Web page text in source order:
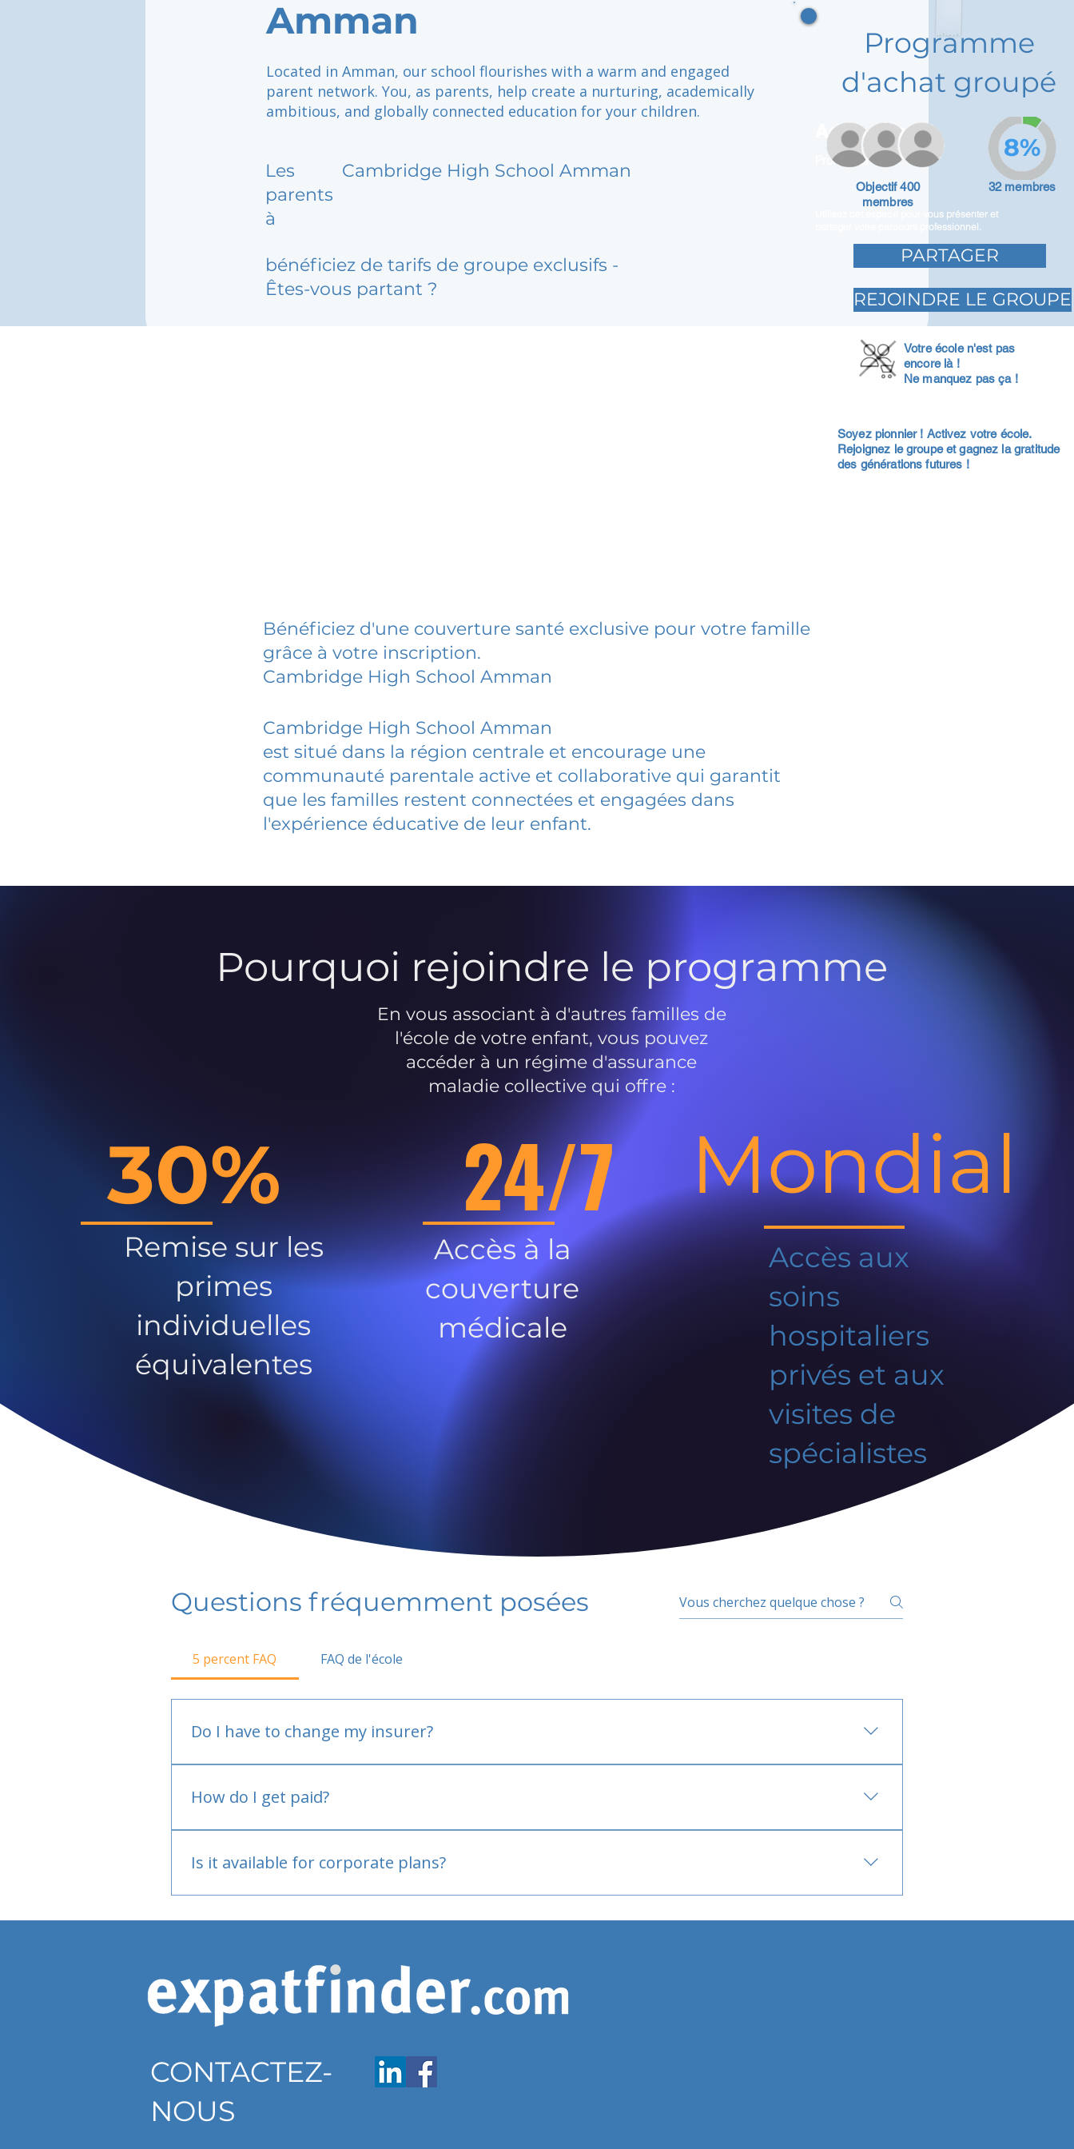
Amman
Located in Amman, our school flourishes with a warm and engaged
parent network. You, as parents, help create a nurturing, academically
ambitious, and globally connected education for your children.
Les
parents
à
Cambridge High School Amman
bénéficiez de tarifs de groupe exclusifs -
Êtes-vous partant ?
Adam Caar
Promoteur
Utilisez cet espace pour vous présenter et
partager votre parcours professionnel.
Programme
d'achat groupé
Objectif 400
membres
32 membres
8%
PARTAGER
REJOINDRE LE GROUPE
Votre école n'est pas
encore là !
Ne manquez pas ça !
Soyez pionnier ! Activez votre école.
Rejoignez le groupe et gagnez la gratitude
des générations futures !
Bénéficiez d'une couverture santé exclusive pour votre famille
grâce à votre inscription.
Cambridge High School Amman
Cambridge High School Amman
est situé dans la région centrale et encourage une
communauté parentale active et collaborative qui garantit
que les familles restent connectées et engagées dans
l'expérience éducative de leur enfant.
Pourquoi rejoindre le programme
En vous associant à d'autres familles de
l'école de votre enfant, vous pouvez
accéder à un régime d'assurance
maladie collective qui offre :
30%
Remise sur les
primes
individuelles
équivalentes
24/7
Accès à la
couverture
médicale
Mondial
Accès aux
soins
hospitaliers
privés et aux
visites de
spécialistes
Questions fréquemment posées
5 percent FAQ FAQ de l'école
Do I have to change my insurer?
How do I get paid?
Is it available for corporate plans?
CONTACTEZ-
NOUS